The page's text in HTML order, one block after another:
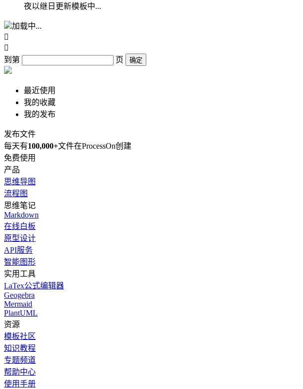
夜以继日更新模板中...
加载中...


到第
页 确定
最近使用
我的收藏
我的发布
发布文件
每天有100,000+文件在ProcessOn创建
免费使用
产品
思维导图
流程图
思维笔记
Markdown
在线白板
原型设计
API服务
智能图形
实用工具
LaTex公式编辑器
Geogebra
Mermaid
PlantUML
资源
模板社区
知识教程
专题频道
帮助中心
使用手册